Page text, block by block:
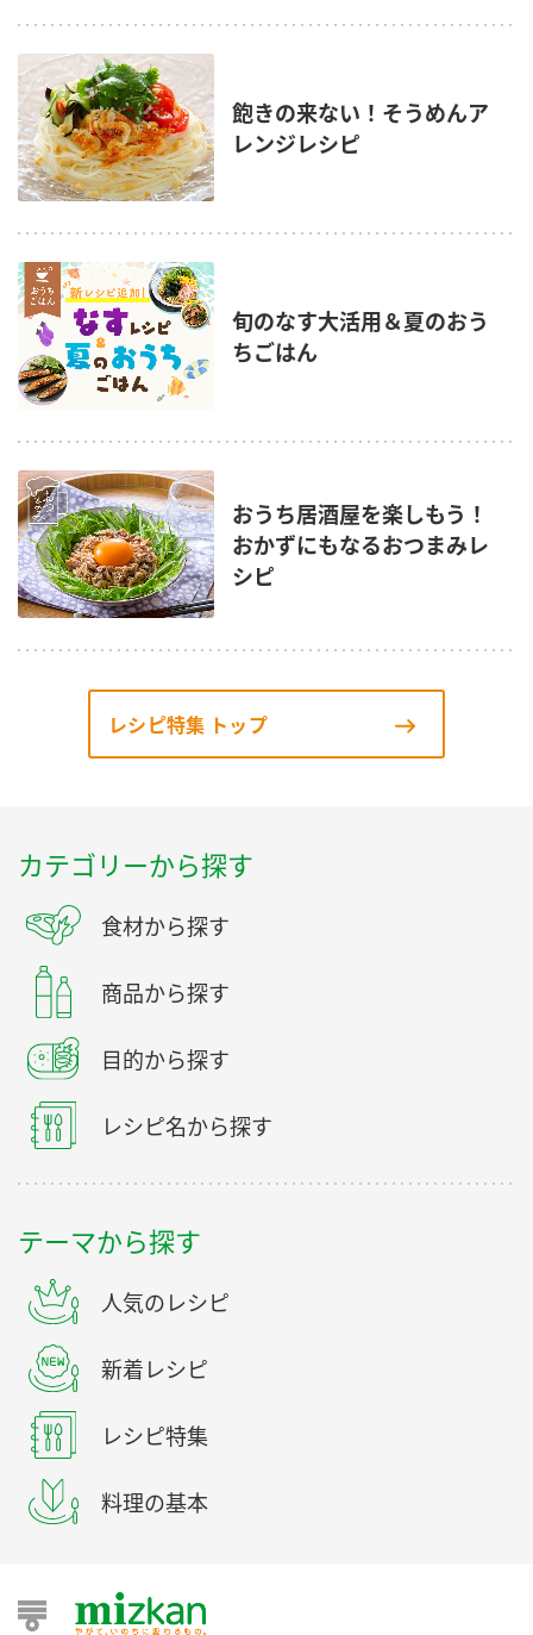
飽きの来ない！そうめんア
レンジレシピ
旬のなす大活用＆夏のおう
ちごはん
おうち居酒屋を楽しもう！
おかずにもなるおつまみレ
シピ
レシピ特集 トップ
カテゴリーから探す
食材から探す
商品から探す
目的から探す
レシピ名から探す
テーマから探す
人気のレシピ
新着レシピ
レシピ特集
料理の基本